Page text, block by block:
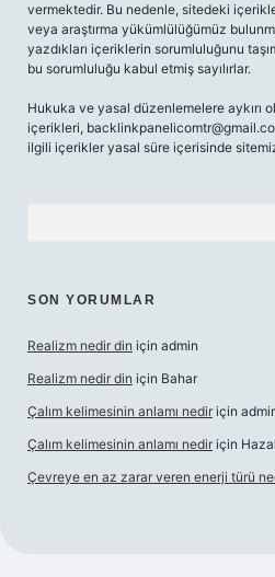
vermektedir. Bu nedenle, sitedeki
veya araştırma yükümlülüğümüz
yazdıkları içeriklerin sorumluluğunu
bu sorumluluğu kabul etmiş sayılırlar.
Hukuka ve yasal düzenlemelere aykırı
içerikleri,
ilgili içerikler yasal süre içerisinde
SON YORUMLAR
Realizm nedir din için admin
Realizm nedir din için Bahar
Çalım kelimesinin anlamı nedir için
Çalım kelimesinin anlamı nedir için Hazal
Çevreye en az zarar veren enerji türü